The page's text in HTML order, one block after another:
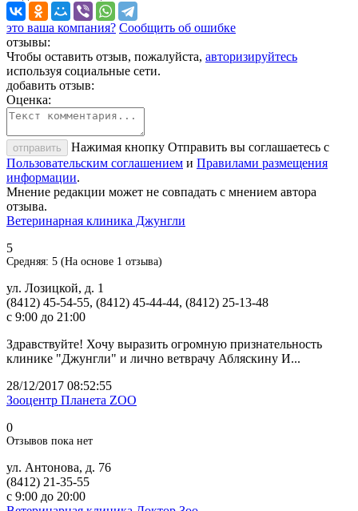
это ваша компания? Сообщить об ошибке
отзывы:
Чтобы оставить отзыв, пожалуйста, авторизируйтесь
используя социальные сети.
добавить отзыв:
Оценка:
отправить
Нажимая кнопку Отправить вы соглашаетесь с
Пользовательским соглашением и Правилами размещения
информации.
Мнение редакции может не совпадать с мнением автора
отзыва.
Ветеринарная клиника Джунгли
5
Средняя: 5 (На основе 1 отзыва)
ул. Лозицкой, д. 1
(8412) 45-54-55, (8412) 45-44-44, (8412) 25-13-48
с 9:00 до 21:00
Здравствуйте! Хочу выразить огромную признательность
клинике "Джунгли" и лично ветврачу Абляскину И...
28/12/2017 08:52:55
Зооцентр Планета ZOO
0
Отзывов пока нет
ул. Антонова, д. 76
(8412) 21-35-55
с 9:00 до 20:00